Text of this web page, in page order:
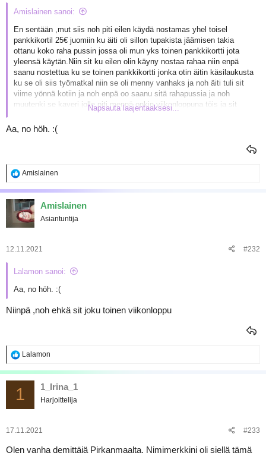
Amislainen sanoi:
En sentään ,mut siis noh piti eilen käydä nostamas yhel toisel
pankkikortil 25€ juomiin ku äiti oli sillon tupakista jäämisen takia
ottanu koko raha pussin jossa oli mun yks toinen pankkikortti jota
yleensä käytän.Niin sit ku eilen olin käyny nostaa rahaa niin enpä
saanu nostettua ku se toinen pankkikortti jonka otin äitin käsilaukusta
ku se oli siis työmatkal niin se oli menny vanhaks ja noh äiti tuli sit
viime yönnä kotiin ja noh enpä oo saanu sitä rahapussia ja noh
muutenki se kaveri jolle piti mennä onkin viikonloppuna töis ja sit
kysyin muiltakin kavereilta et pääseekö niille yöks ku oisin kajaaniin
menny siis juomaan joka on siis lähin kaupunki jonne olisin mun
kaverin kaa menny juomaan niin kukaan muukaan kaveri jolta kysyin
Napsauta laajentaaksesi...
Aa, no höh. :(
R
a
k
t
i
o
:
Amislainen
Amislainen
Asiantuntija
12.11.2021 #232
Lalamon sanoi:
Aa, no höh. :(
Niinpä ,noh ehkä sit joku toinen viikonloppu
R
a
k
i
o
:
Lalamon
1 1_Irina_1
Harjoittelija
17.11.2021 #233
Olen vanha demittäjä Pirkanmaalta. Nimimerkkini oli siellä tämä